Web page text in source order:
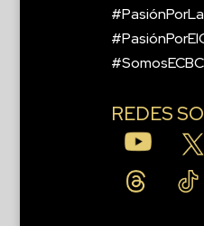
#SomosECBC
REDES